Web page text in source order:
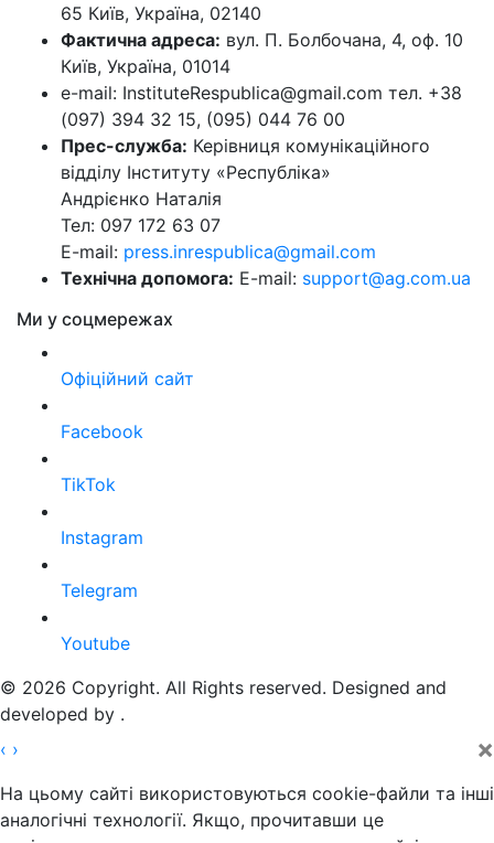
65 Київ, Україна, 02140
Фактична адреса: вул. П. Болбочана, 4, оф. 10
Київ, Україна, 01014
e-mail: InstituteRespublica@gmail.com тел. +38
(097) 394 32 15, (095) 044 76 00
Прес-служба: Керівниця комунікаційного
відділу Інституту «Республіка»
Андрієнко Наталія
Тел: 097 172 63 07
E-mail: press.inrespublica@gmail.com
Технічна допомога: E-mail: support@ag.com.ua
Ми у соцмережах
Офіційний сайт
Facebook
TikTok
Instagram
Telegram
Youtube
© 2026 Copyright. All Rights reserved. Designed and
developed by .
‹ › ×
На цьому сайті використовуються cookie-файли та інші
аналогічні технології. Якщо, прочитавши це